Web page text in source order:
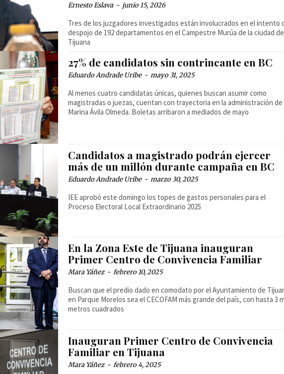
Ernesto Eslava - junio 15, 2026
Tres de los juzgadores investigados están involucrados en el intento
despojo de 192 departamentos en el Campestre Murúa de la ciudad de
Tijuana
27% de candidatos sin contrincante en BC
Eduardo Andrade Uribe - mayo 31, 2025
Al menos cuatro candidatas únicas, quienes buscan asumir como
magistradas o juezas, cuentan con trayectoria en la administración de
Marina Ávila Olmeda. Boletas arribaron a mediados de mayo
Candidatos a magistrado podrán ejercer
más de un millón durante campaña en BC
Eduardo Andrade Uribe - marzo 30, 2025
IEE aprobó este domingo los topes de gastos personales para el
Proceso Electoral Local Extraordinario 2025
En la Zona Este de Tijuana inauguran
Primer Centro de Convivencia Familiar
Mara Yáñez - febrero 10, 2025
Buscan que el predio dado en comodato por el Ayuntamiento de
en Parque Morelos sea el CECOFAM más grande del país, con hasta 3
metros cuadrados
Inauguran Primer Centro de Convivencia
Familiar en Tijuana
Mara Yáñez - febrero 4, 2025